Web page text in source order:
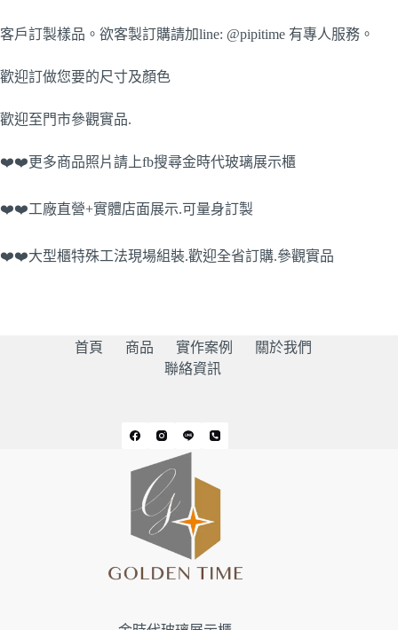
客戶訂製樣品。欲客製訂購請加line: @pipitime 有專人服務。
歡迎訂做您要的尺寸及顏色
歡迎至門市參觀實品.
❤️❤️更多商品照片請上fb搜尋金時代玻璃展示櫃
❤️❤️工廠直營+實體店面展示.可量身訂製
❤️❤️大型櫃特殊工法現場組裝.歡迎全省訂購.參觀實品
首頁 商品 實作案例
關於我們
聯絡資訊